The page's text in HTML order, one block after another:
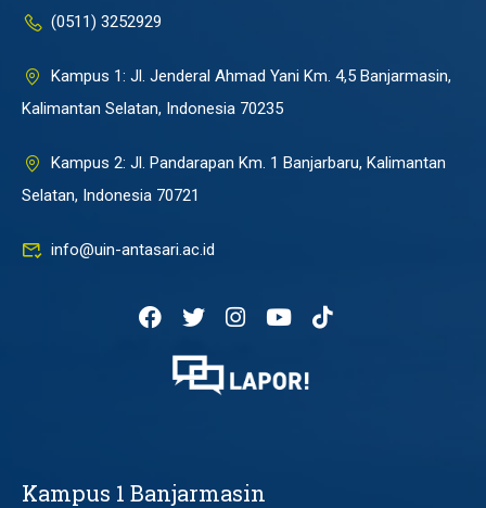
(0511) 3252929
Kampus 1: Jl. Jenderal Ahmad Yani Km. 4,5 Banjarmasin,
Kalimantan Selatan, Indonesia 70235
Kampus 2: Jl. Pandarapan Km. 1 Banjarbaru, Kalimantan
Selatan, Indonesia 70721
info@uin-antasari.ac.id
Kampus 1 Banjarmasin